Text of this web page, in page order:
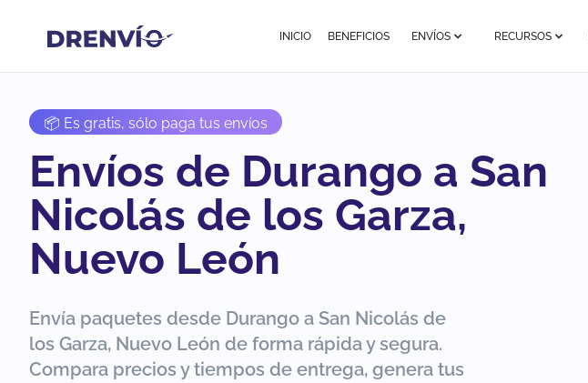
INICIO BENEFICIOS ENVÍOS RECURSOS
📦 Es gratis, sólo paga tus envíos
Envíos de Durango a San
Nicolás de los Garza,
Nuevo León
Envía paquetes desde Durango a San Nicolás de
los Garza, Nuevo León de forma rápida y segura.
Compara precios y tiempos de entrega, genera tus